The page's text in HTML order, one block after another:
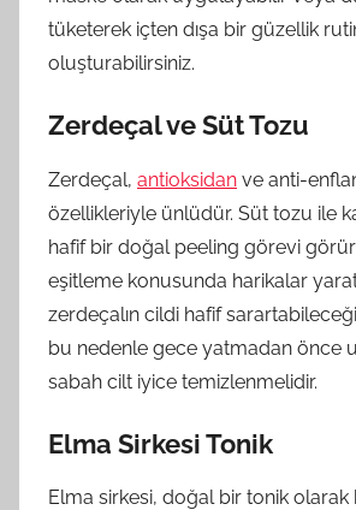
tüketerek içten dışa bir güzellik
oluşturabilirsiniz.
Zerdeçal ve Süt Tozu
Zerdeçal, antioksidan ve anti-
özellikleriyle ünlüdür. Süt tozu ile
hafif bir doğal peeling görevi
eşitleme konusunda harikalar
zerdeçalın cildi hafif
bu nedenle gece yatmadan önce
sabah cilt iyice temizlenmelidir.
Elma Sirkesi Tonik
Elma sirkesi, doğal bir tonik olarak